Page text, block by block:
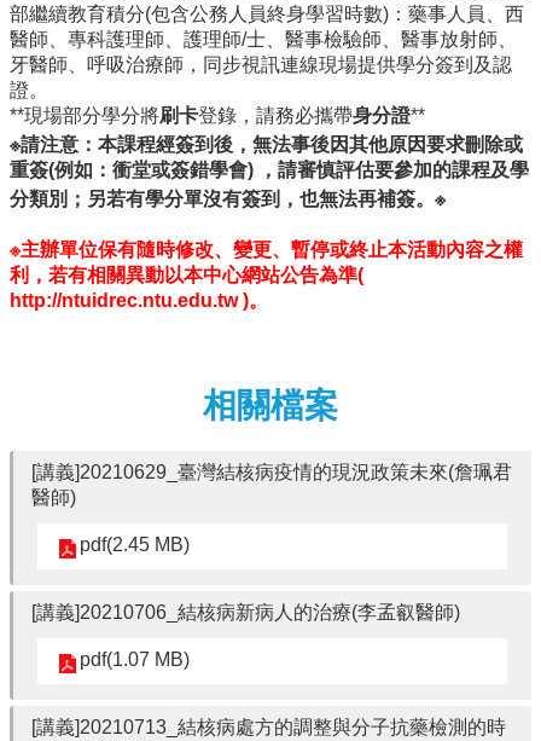
部繼續教育積分(包含公務人員終身學習時數)：藥事人員、西
醫師、專科護理師、護理師/士、醫事檢驗師、醫事放射師、
牙醫師、呼吸治療師，同步視訊連線現場提供學分簽到及認
證。
**現場部分學分將刷卡登錄，請務必攜帶身分證**
※請注意：本課程經簽到後，無法事後因其他原因要求刪除或
重簽(例如：衝堂或簽錯學會) ，請審慎評估要參加的課程及學
分類別；另若有學分單沒有簽到，也無法再補簽。※
※主辦單位保有隨時修改、變更、暫停或終止本活動內容之權
利，若有相關異動以本中心網站公告為準(
http://ntuidrec.ntu.edu.tw )。
相關檔案
[講義]20210629_臺灣結核病疫情的現況政策未來(詹珮君
醫師)
pdf(2.45 MB)
[講義]20210706_結核病新病人的治療(李孟叡醫師)
pdf(1.07 MB)
[講義]20210713_結核病處方的調整與分子抗藥檢測的時